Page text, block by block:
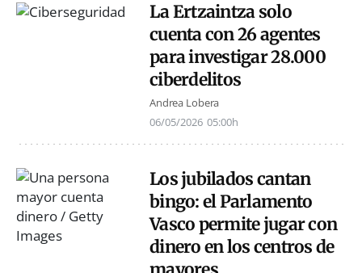
La Ertzaintza solo
cuenta con 26 agentes
para investigar 28.000
ciberdelitos
Andrea Lobera
06/05/2026 05:00h
Los jubilados cantan
bingo: el Parlamento
Vasco permite jugar con
dinero en los centros de